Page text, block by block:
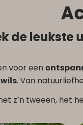
de leukste
voor een
. Van
z’n tweeën, het